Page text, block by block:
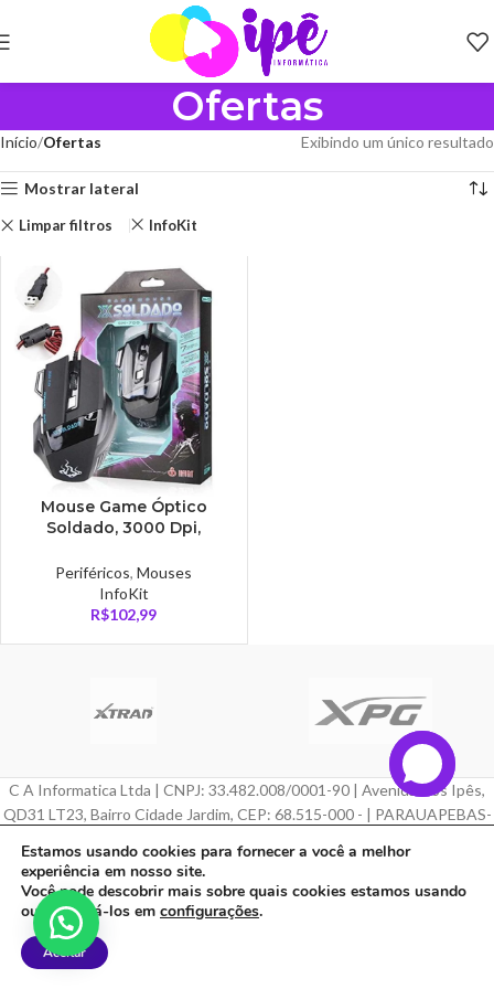
Ofertas
Início Ofertas Exibindo um único resultado
Mostrar lateral
Limpar filtros InfoKit
Mouse Game Óptico
Soldado, 3000 Dpi,
Periféricos,Mouses
InfoKit
R$102,99
C A Informatica Ltda | CNPJ: 33.482.008/0001-90 | Avenida Dos Ipês,
QD31 LT23, Bairro Cidade Jardim, CEP: 68.515-000 - | PARAUAPEBAS-
Feito com ❤ por Agência ZeroumStudio
Estamos usando cookies para fornecer a você a melhor
experiência em nosso site.
Você pode descobrir mais sobre quais cookies estamos usando
ou desativá-los em configurações.
Aceitar